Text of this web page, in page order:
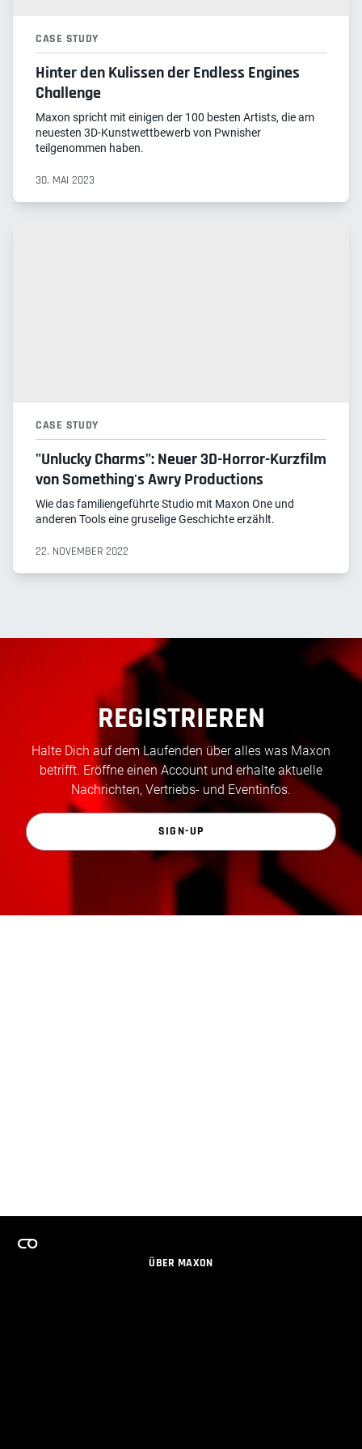
CASE STUDY
Hinter den Kulissen der Endless Engines
Challenge
Maxon spricht mit einigen der 100 besten Artists, die am
neuesten 3D-Kunstwettbewerb von Pwnisher
teilgenommen haben.
30. MAI 2023
CASE STUDY
"Unlucky Charms": Neuer 3D-Horror-Kurzfilm
von Something's Awry Productions
Wie das familiengeführte Studio mit Maxon One und
anderen Tools eine gruselige Geschichte erzählt.
22. NOVEMBER 2022
REGISTRIEREN
Halte Dich auf dem Laufenden über alles was Maxon
betrifft. Eröffne einen Account und erhalte aktuelle
Nachrichten, Vertriebs- und Eventinfos.
SIGN-UP
ÜBER MAXON